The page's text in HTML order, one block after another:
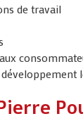
de travail